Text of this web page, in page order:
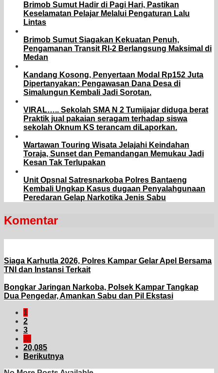
Brimob Sumut Hadir di Pagi Hari, Pastikan
Keselamatan Pelajar Melalui Pengaturan Lalu
Lintas
Brimob Sumut Siagakan Kekuatan Penuh,
Pengamanan Transit RI-2 Berlangsung Maksimal di
Medan
Kandang Kosong, Penyertaan Modal Rp152 Juta
Dipertanyakan: Pengawasan Dana Desa di
Simalungun Kembali Jadi Sorotan.
VIRAL….. Sekolah SMA N 2 Tumijajar diduga berat
Praktik jual pakaian seragam terhadap siswa
sekolah Oknum KS terancam diLaporkan.
Wartawan Touring Wisata Jelajahi Keindahan
Toraja, Sunset dan Pemandangan Memukau Jadi
Kesan Tak Terlupakan
Unit Opsnal Satresnarkoba Polres Bantaeng
Kembali Ungkap Kasus dugaan Penyalahgunaan
Peredaran Gelap Narkotika Jenis Sabu
Komentar
Siaga Karhutla 2026, Polres Kampar Gelar Apel Bersama
TNI dan Instansi Terkait
Bongkar Jaringan Narkoba, Polsek Kampar Tangkap
Dua Pengedar, Amankan Sabu dan Pil Ekstasi
1
2
3
…
20,085
Berikutnya